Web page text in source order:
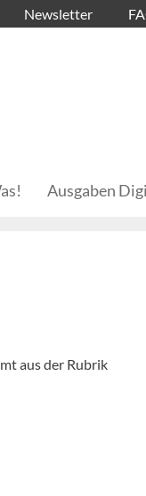
Newsletter
Ausgaben
aus der Rubrik